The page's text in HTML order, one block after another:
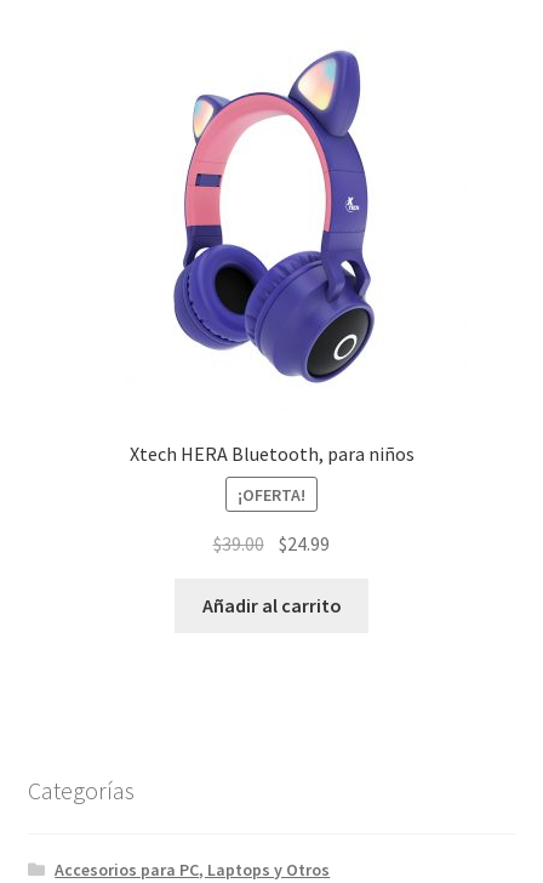
Xtech HERA Bluetooth, para niños
¡OFERTA!
$39.00 El
original
$24.99
actual
Añadir al carrito
Categorías
Accesorios para PC, Laptops y Otros